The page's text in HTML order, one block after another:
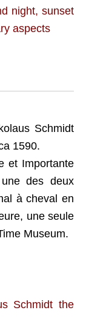
night, sunset
aspects
Schmidt
1590.
et Importante
des deux
à cheval en
une seule
Museum.
Schmidt the